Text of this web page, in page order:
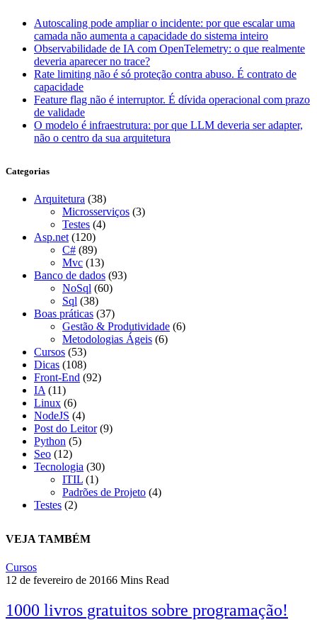
Autoscaling pode ampliar o incidente: por que escalar uma
camada não aumenta a capacidade do sistema inteiro
Observabilidade de IA com OpenTelemetry: o que realmente
deveria aparecer no trace?
Rate limiting não é só proteção contra abuso. É contrato de
capacidade
Feature flag não é interruptor. É dívida operacional com prazo
de validade
O modelo é infraestrutura: por que LLM deveria ser adapter,
não o centro da sua arquitetura
Categorias
Arquitetura (38)
Microsserviços (3)
Testes (4)
Asp.net (120)
C# (89)
Mvc (13)
Banco de dados (93)
NoSql (60)
Sql (38)
Boas práticas (37)
Gestão & Produtividade (6)
Metodologias Ágeis (6)
Cursos (53)
Dicas (108)
Front-End (92)
IA (11)
Linux (6)
NodeJS (4)
Post do Leitor(9)
Python (5)
Seo (12)
Tecnologia (30)
ITIL (1)
Padrões de Projeto (4)
Testes (2)
VEJA TAMBÉM
Cursos
12 de fevereiro de 20166 Mins Read
1000 livros gratuitos sobre programação!